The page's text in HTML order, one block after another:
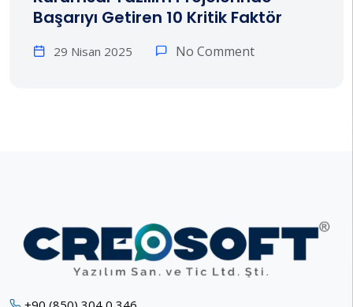
Başarıyı Getiren 10 Kritik Faktör
29 Nisan 2025 No Comment